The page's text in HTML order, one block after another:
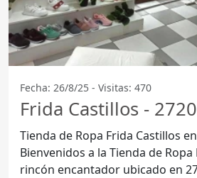
Fecha: 26/8/25 - Visitas: 470
Frida Castillos -
Tienda de Ropa Frida Castillos
Bienvenidos a la Tienda de
rincón encantador ubicado en